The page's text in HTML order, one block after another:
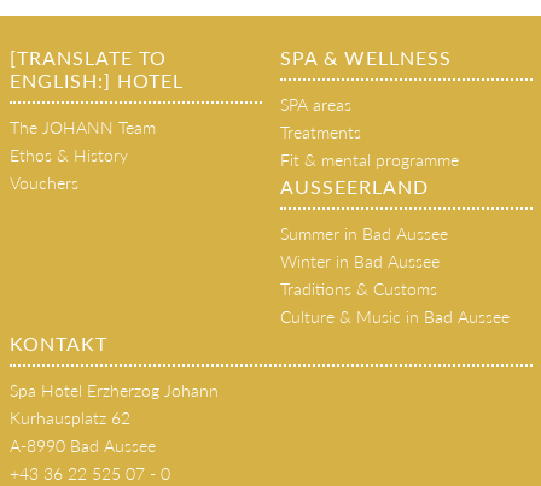
[TRANSLATE TO
ENGLISH:] HOTEL
The JOHANN Team
Ethos & History
Vouchers
SPA & WELLNESS
SPA areas
Treatments
Fit & mental programme
AUSSEERLAND
Summer in Bad Aussee
Winter in Bad Aussee
Traditions & Customs
Culture & Music in Bad Aussee
KONTAKT
Spa Hotel Erzherzog Johann
Kurhausplatz 62
A-8990 Bad Aussee
+43 36 22 525 07 - 0